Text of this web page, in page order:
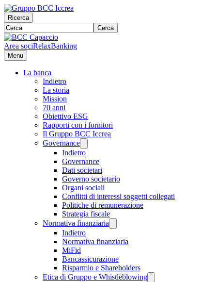
Ricerca
Cerca
Area sociRelaxBanking
Menu
La banca
Indietro
La storia
Mission
70 anni
Obiettivo ESG
Rapporti con i fornitori
Il Gruppo BCC Iccrea
Governance
Indietro
Governance
Dati societari
Governo societario
Organi sociali
Conflitti di interessi soggetti collegati
Politiche di remunerazione
Strategia fiscale
Normativa finanziaria
Indietro
Normativa finanziaria
MiFid
Bancassicurazione
Risparmio e Shareholders
Etica di Gruppo e Whistleblowing